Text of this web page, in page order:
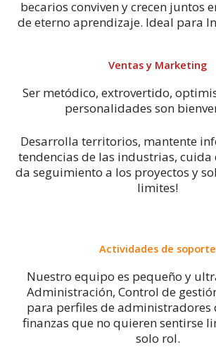
becarios conviven y crecen juntos
de eterno aprendizaje. Ideal para
Ventas y Marketing
Ser metódico, extrovertido,
personalidades son
Desarrolla territorios, mantente
tendencias de las industrias, cuida
da seguimiento a los proyectos y
limites!
Actividades de soporte
Nuestro equipo es pequeño y
Administración, Control de
para perfiles de administradores
finanzas que no quieren sentirse
solo rol.